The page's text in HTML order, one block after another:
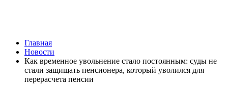
Главная
Новости
Как временное увольнение стало постоянным: суды не
стали защищать пенсионера, который уволился для
перерасчета пенсии